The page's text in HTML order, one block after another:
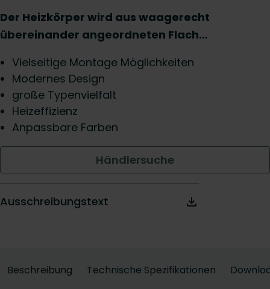
Der Heizkörper wird aus waagerecht
übereinander angeordneten Flach…
Vielseitige Montage Möglichkeiten
Modernes Design
große Typenvielfalt
Heizeffizienz
Anpassbare Farben
Händlersuche
Ausschreibungstext
Beschreibung Technische Spezifikationen